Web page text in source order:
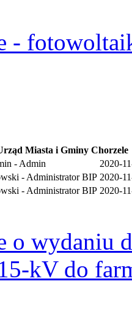
-
Miasta i Gminy Chorzele
- Admin
2020-
- Administrator BIP 2020-
- Administrator BIP 2020-
o wydaniu
kV do